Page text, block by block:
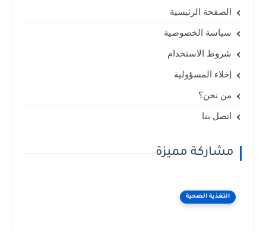
الصفحة الرئيسية
سياسة الخصوصية
شروط الاستخدام
إخلاء المسؤولية
من نحن؟
اتصل بنا
مشاركة مميزة
التغذية الصحية